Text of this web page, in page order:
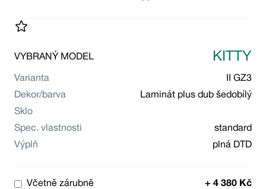
VYBRANÝ MODEL KITTY
Varianta
II GZ3
Dekor/barva
Laminát plus dub šedobílý
Sklo
Spec. vlastnosti
standard
Výplň
plná DTD
Včetně zárubně + 4 380 Kč